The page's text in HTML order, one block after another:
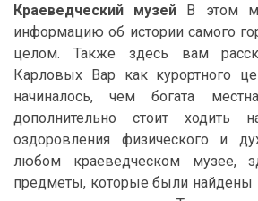
Краеведческий музей В этом
информацию об истории самого
целом. Также здесь вам
Карловых Вар как курортного
начиналось, чем богата
дополнительно стоит ходить
оздоровления физического и
любом краеведческом музее,
предметы, которые были найдены